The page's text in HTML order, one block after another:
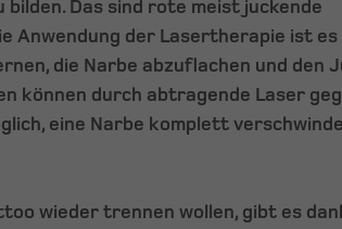
bilden. Das sind rote meist juckende
Anwendung der Lasertherapie ist es
die Narbe abzuflachen und den
können durch abtragende Laser
eine Narbe komplett
wieder trennen wollen, gibt es